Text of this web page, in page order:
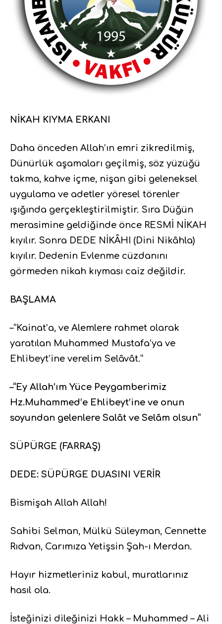
NİKAH KIYMA ERKANI
Daha önceden Allah’ın emri zikredilmiş,
Dünürlük aşamaları geçilmiş, söz yüzüğü
takma, kahve içme, nişan gibi geleneksel
uygulama ve adetler yöresel törenler
ışığında gerçekleştirilmiştir. Sıra Düğün
merasimine geldiğinde önce RESMİ NİKAH
kıyılır. Sonra DEDE NİKÂHI (Dini Nikâhla)
kıyılır. Dedenin Evlenme cüzdanını
görmeden nikah kıyması caiz değildir.
BAŞLAMA
–“Kainat’a, ve Alemlere rahmet olarak
yaratılan Muhammed Mustafa’ya ve
Ehlibeyt’ine verelim Selâvât.”
–“Ey Allah’ım Yüce Peygamberimiz
Hz.Muhammed’e Ehlibeyt’ine ve onun
soyundan gelenlere Salât ve Selâm olsun”
SÜPÜRGE (FARRAŞ)
DEDE: SÜPÜRGE DUASINI VERİR
Bismişah Allah Allah!
Sahibi Selman, Mülkü Süleyman, Cennette
Rıdvan, Carımıza Yetişsin Şah-ı Merdan.
Hayır hizmetleriniz kabul, muratlarınız
hasıl ola.
İsteğinizi dileğinizi Hakk – Muhammed – Ali